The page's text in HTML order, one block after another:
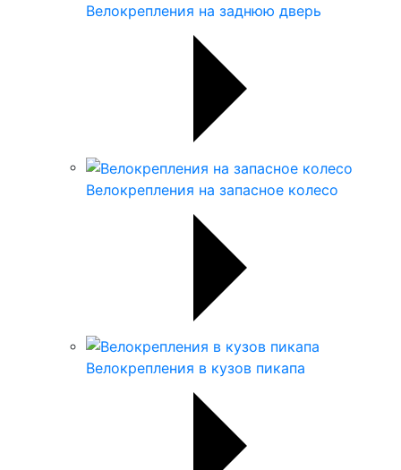
Велокрепления на заднюю дверь
Велокрепления на запасное колесо
Велокрепления в кузов пикапа